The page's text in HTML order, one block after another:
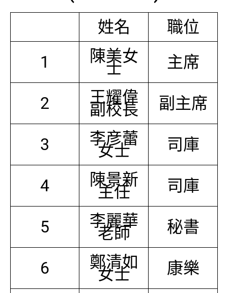
姓名
職位
1
陳美女
士 主席
2 王耀偉
副校長 副主席
3 李彦蕾
女士 司庫
4 陳景新
主任 司庫
5 李麗華
老師 秘書
6 鄭清如
女士 康樂